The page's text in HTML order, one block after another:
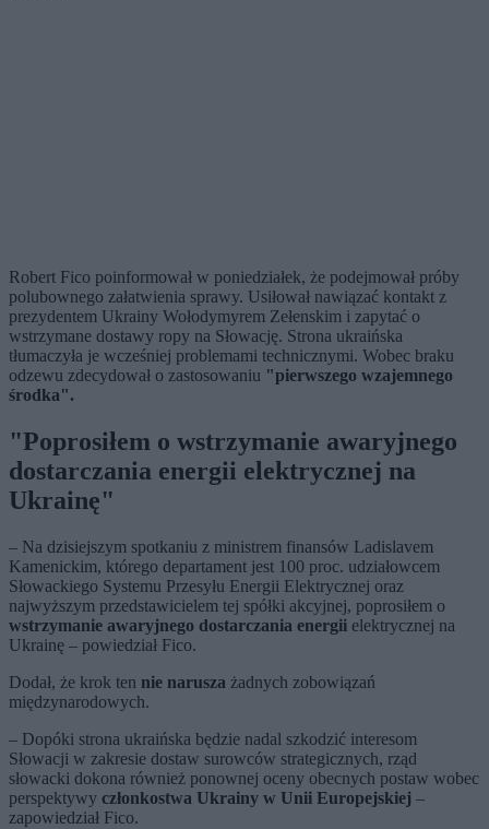
Robert Fico poinformował w poniedziałek, że podejmował próby
polubownego załatwienia sprawy. Usiłował nawiązać kontakt z
prezydentem Ukrainy Wołodymyrem Zełenskim i zapytać o
wstrzymane dostawy ropy na Słowację. Strona ukraińska
tłumaczyła je wcześniej problemami technicznymi. Wobec braku
odzewu zdecydował o zastosowaniu "pierwszego wzajemnego
środka".
"Poprosiłem o wstrzymanie awaryjnego
dostarczania energii elektrycznej na
Ukrainę"
– Na dzisiejszym spotkaniu z ministrem finansów Ladislavem
Kamenickim, którego departament jest 100 proc. udziałowcem
Słowackiego Systemu Przesyłu Energii Elektrycznej oraz
najwyższym przedstawicielem tej spółki akcyjnej, poprosiłem o
wstrzymanie awaryjnego dostarczania energii elektrycznej na
Ukrainę – powiedział Fico.
Dodał, że krok ten nie narusza żadnych zobowiązań
międzynarodowych.
– Dopóki strona ukraińska będzie nadal szkodzić interesom
Słowacji w zakresie dostaw surowców strategicznych, rząd
słowacki dokona również ponownej oceny obecnych postaw wobec
perspektywy członkostwa Ukrainy w Unii Europejskiej –
zapowiedział Fico.